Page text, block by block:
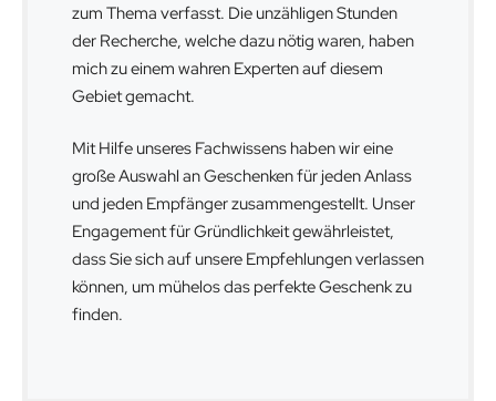
zum Thema verfasst. Die unzähligen Stunden
der Recherche, welche dazu nötig waren, haben
mich zu einem wahren Experten auf diesem
Gebiet gemacht.
Mit Hilfe unseres Fachwissens haben wir eine
große Auswahl an Geschenken für jeden Anlass
und jeden Empfänger zusammengestellt. Unser
Engagement für Gründlichkeit gewährleistet,
dass Sie sich auf unsere Empfehlungen verlassen
können, um mühelos das perfekte Geschenk zu
finden.